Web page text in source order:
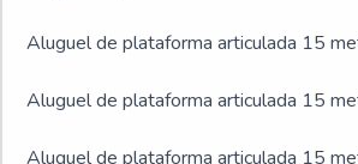
Aluguel de plataforma articulada 15
Aluguel de plataforma articulada 15
Aluguel de plataforma articulada 15